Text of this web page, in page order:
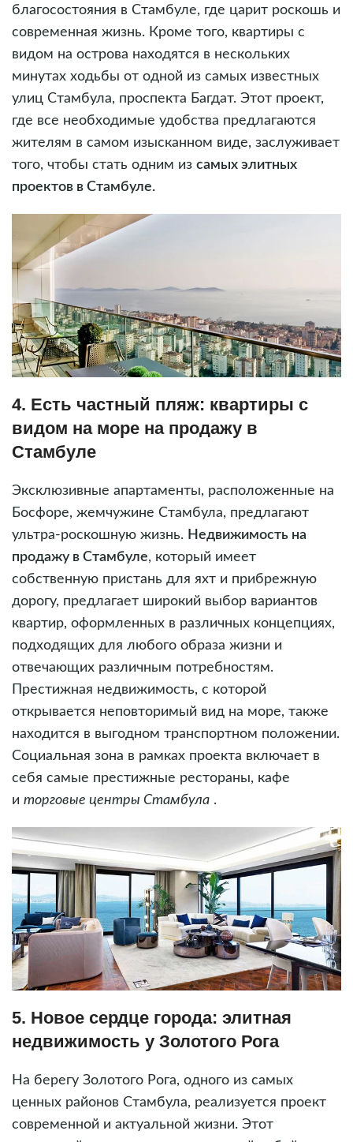
благосостояния в Стамбуле, где царит роскошь и
современная жизнь. Кроме того, квартиры с
видом на острова находятся в нескольких
минутах ходьбы от одной из самых известных
улиц Стамбула, проспекта Багдат. Этот проект,
где все необходимые удобства предлагаются
жителям в самом изысканном виде, заслуживает
того, чтобы стать одним из самых элитных
проектов в Стамбуле.
4. Есть частный пляж: квартиры с
видом на море на продажу в
Стамбуле
Эксклюзивные апартаменты, расположенные на
Босфоре, жемчужине Стамбула, предлагают
ультра-роскошную жизнь. Недвижимость на
продажу в Стамбуле, который имеет
собственную пристань для яхт и прибрежную
дорогу, предлагает широкий выбор вариантов
квартир, оформленных в различных концепциях,
подходящих для любого образа жизни и
отвечающих различным потребностям.
Престижная недвижимость, с которой
открывается неповторимый вид на море, также
находится в выгодном транспортном положении.
Социальная зона в рамках проекта включает в
себя самые престижные рестораны, кафе
и торговые центры Стамбула .
5. Новое сердце города: элитная
недвижимость у Золотого Рога
На берегу Золотого Рога, одного из самых
ценных районов Стамбула, реализуется проект
современной и актуальной жизни. Этот